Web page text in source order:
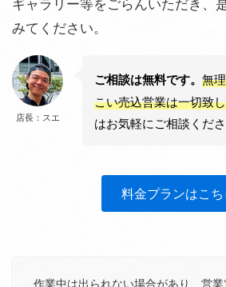
みてください。
店長：スエ
ご相談は無料です。無
こい売込営業は一切致
はお気軽にご相談くださ
料金プランはこち
作業中は出られない場合があり、営